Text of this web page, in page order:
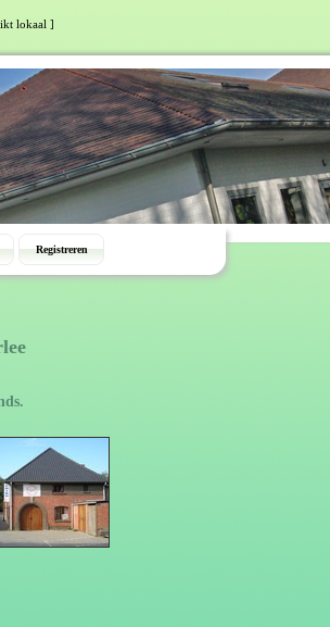
lokaal ]
Registreren